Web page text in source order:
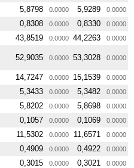
5,8798 0.0000 5,9289 0.0000
0,8308 0.0000 0,8330 0.0000
43,8519 0.0000 44,2263 0.0000
52,9035 0.0000 53,3028 0.0000
14,7247 0.0000 15,1539 0.0000
5,3433 0.0000 5,3482 0.0000
5,8202 0.0000 5,8698 0.0000
0,1057 0.0000 0,1069 0.0000
11,5302 0.0000 11,6571 0.0000
0,4909 0.0000 0,4922 0.0000
0,3015 0.0000 0,3021 0.0000